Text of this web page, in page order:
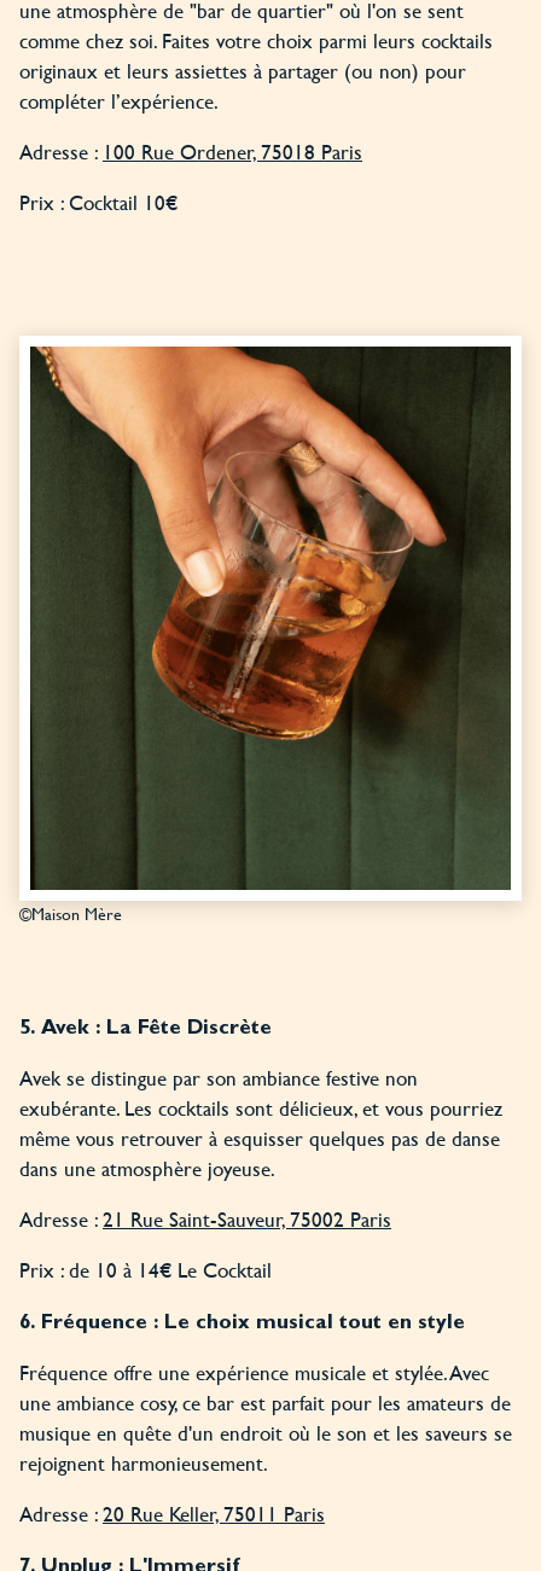
une atmosphère de "bar de quartier" où l'on se sent
comme chez soi. Faites votre choix parmi leurs cocktails
originaux et leurs assiettes à partager (ou non) pour
compléter l’expérience.
Adresse : 100 Rue Ordener, 75018 Paris
Prix : Cocktail 10€
©Maison Mère
5. Avek : La Fête Discrète
Avek se distingue par son ambiance festive non
exubérante. Les cocktails sont délicieux, et vous pourriez
même vous retrouver à esquisser quelques pas de danse
dans une atmosphère joyeuse.
Adresse :21 Rue Saint-Sauveur, 75002 Paris
Prix : de 10 à 14€ Le Cocktail
6. Fréquence : Le choix musical tout en style
Fréquence offre une expérience musicale et stylée. Avec
une ambiance cosy, ce bar est parfait pour les amateurs de
musique en quête d'un endroit où le son et les saveurs se
rejoignent harmonieusement.
Adresse :20 Rue Keller, 75011 Paris